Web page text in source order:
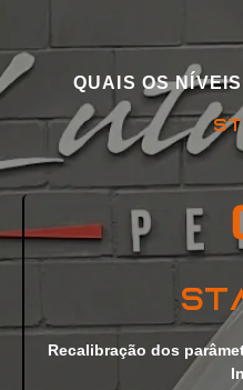
QUAIS OS
Recalibração dos